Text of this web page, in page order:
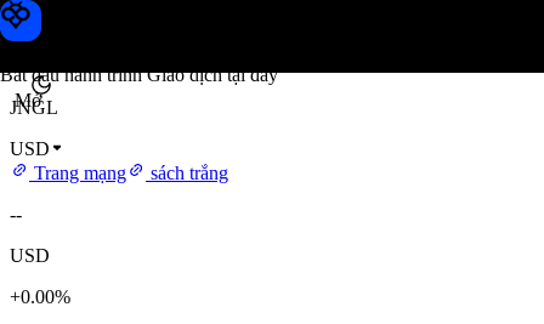
Bắt đầu hành trình Giao dịch tại đây
Mở
Giá Jungle Labz
JNGL
USD
Trang mạng
sách trắng
--
USD
+0.00%